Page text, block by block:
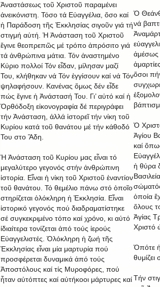
Ἀναστάσεως τοῦ Χριστοῦ παραμένει
ἀνεικόνιστη. Τόσο τά Εὐαγγέλια, ὅσο καί
ἡ Παράδοση τῆς Ἐκκλησίας σιγοῦν γιά τή
στιγμή αὐτή. Ἡ Ἀνάσταση τοῦ Χριστοῦ
ἔγινε θεοπρεπῶς μέ τρόπο ἀπρόσιτο γιά
τά ἀνθρώπινα μάτια. Τόν ἀναστημένο
Κύριο πολλοί Τόν εἶδαν, μίλησαν μαζί
Του, κλήθηκαν νά Τόν ἐγγίσουν καί νά Τόν
ψηλαφήσουν. Κανένας ὅμως δέν εἶδε
πώς ἔγινε ἡ Ἀνάστασή Του. Γι’ αὐτό καί ἡ
Ὀρθόδοξη εἰκονογραφία δέ περιγράφει
τήν Ἀνάσταση, ἀλλά ἱστορεῖ τήν νίκη τοῦ
Κυρίου κατά τοῦ θανάτου μέ τήν κάθοδό
Του στο Ἅδη.
Ἡ Ἀνάσταση τοῦ Κυρίου μας εἶναι τό
μεγαλύτερο γεγονός στήν ἀνθρώπινη
ἱστορία. Εἶναι ἡ νίκη τοῦ Χριστοῦ ἐναντίον
τοῦ θανάτου. Τό θεμέλιο πάνω στό ὁποῖο
στηρίζεται ὁλόκληρη ἡ Ἐκκλησία. Εἶναι
ἱστορικό γεγονός πού διαδραματίστηκε
σέ συγκεκριμένο τόπο καί χρόνο, κι αὐτό
ἰδιαίτερα τονίζεται ἀπό τούς ἱερούς
Εὐαγγελιστές. Ὁλόκληρη ἡ ζωή τῆς
Ἐκκλησίας εἶναι μία μαρτυρία πού
προσφέρεται δυναμικά ἀπό τούς
Ἀποστόλους καί τίς Μυροφόρες, πού
ἦταν αὐτόπτες καί αὐτήκοοι μάρτυρες καί
Ὁ
νά
ἀμέσως
ὅσοι
Ὁ
Ἁγίου
καί
ἡ θύρα
ὁποία
ὅλους
Ἁγίας
Χριστό
Ὁπότε
Τήν